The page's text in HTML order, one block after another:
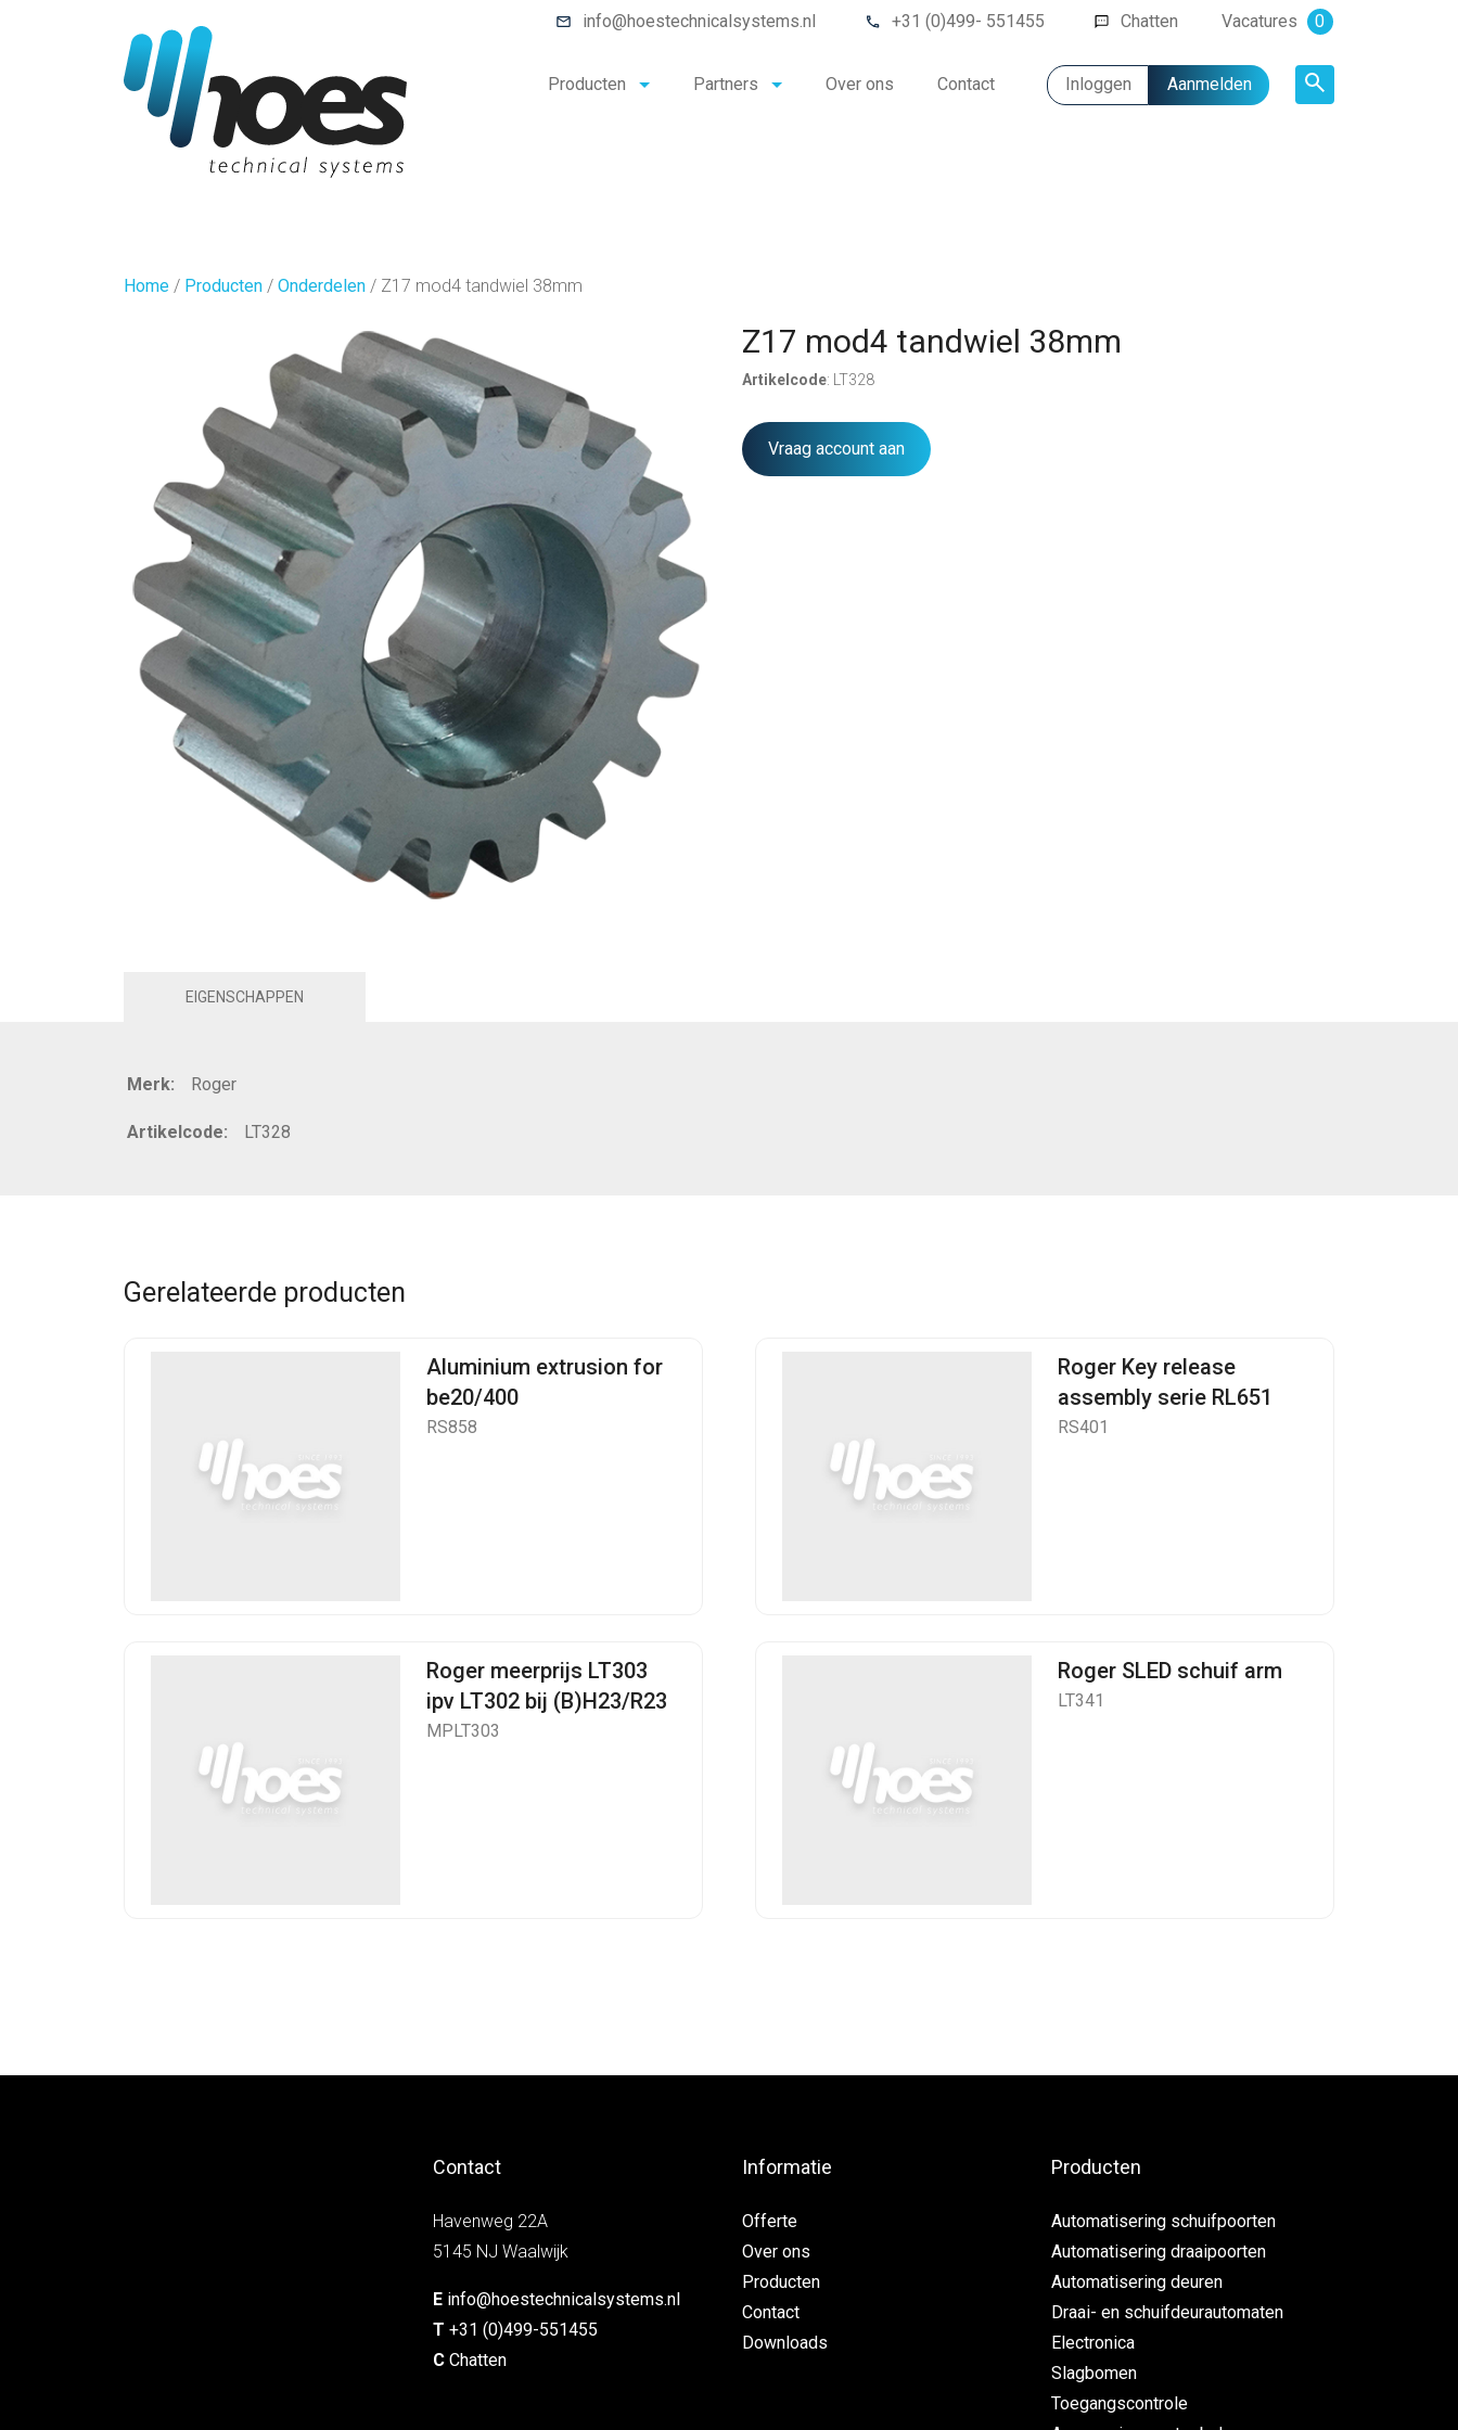
info@hoestechnicalsystems.nl +31 (0)499- 551455 Chatten Vacatures 0
Producten Partners Over ons Contact Inloggen Aanmelden
Home / Producten / Onderdelen / Z17 mod4 tandwiel 38mm
Z17 mod4 tandwiel 38mm
Artikelcode: LT328
Vraag account aan
EIGENSCHAPPEN
Merk: Roger
Artikelcode: LT328
Gerelateerde producten
Aluminium extrusion for
be20/400
RS858
Roger Key release
assembly serie RL651
RS401
Roger meerprijs LT303
ipv LT302 bij (B)H23/R23
MPLT303
Roger SLED schuif arm
LT341
Contact
Havenweg 22A
5145 NJ Waalwijk
E info@hoestechnicalsystems.nl
T +31 (0)499-551455
C Chatten
Informatie
Offerte
Over ons
Producten
Contact
Downloads
Producten
Automatisering schuifpoorten
Automatisering draaipoorten
Automatisering deuren
Draai- en schuifdeurautomaten
Electronica
Slagbomen
Toegangscontrole